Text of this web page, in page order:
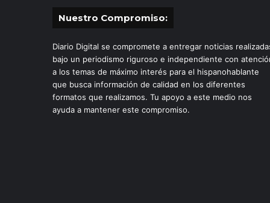
Nuestro Compromiso:
Diario Digital se compromete a entregar noticias
bajo un periodismo riguroso e independiente con
a los temas de máximo interés para el hispanohablante
que busca información de calidad en los diferentes
formatos que realizamos. Tu apoyo a este medio nos
ayuda a mantener este compromiso.